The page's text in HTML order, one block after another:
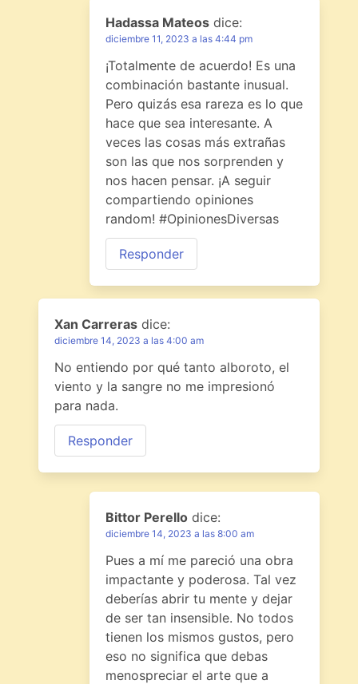
Hadassa Mateos dice:
diciembre 11, 2023 a las 4:44 pm
¡Totalmente de acuerdo! Es una
combinación bastante inusual.
Pero quizás esa rareza es lo que
hace que sea interesante. A
veces las cosas más extrañas
son las que nos sorprenden y
nos hacen pensar. ¡A seguir
compartiendo opiniones
random! #OpinionesDiversas
Responder
Xan Carreras dice:
diciembre 14, 2023 a las 4:00 am
No entiendo por qué tanto alboroto, el
viento y la sangre no me impresionó
para nada.
Responder
Bittor Perello dice:
diciembre 14, 2023 a las 8:00 am
Pues a mí me pareció una obra
impactante y poderosa. Tal vez
deberías abrir tu mente y dejar
de ser tan insensible. No todos
tienen los mismos gustos, pero
eso no significa que debas
menospreciar el arte que a